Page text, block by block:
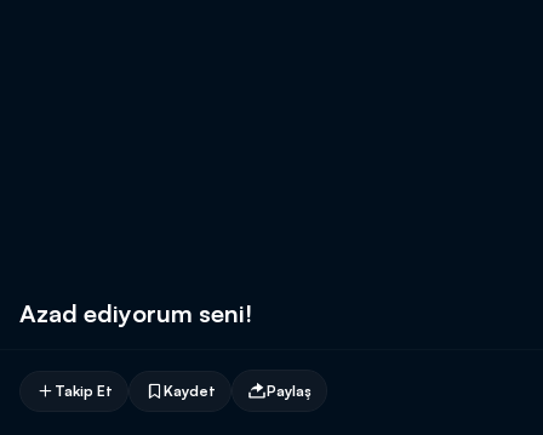
Azad ediyorum seni!
Takip Et Kaydet Paylaş